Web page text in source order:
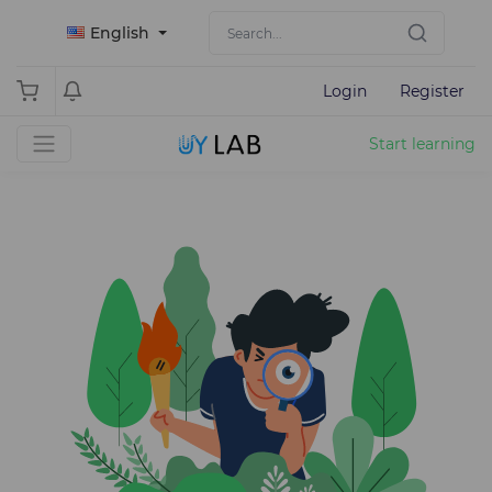
English
Login Register
Start learning